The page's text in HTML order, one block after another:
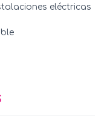
eléctricas